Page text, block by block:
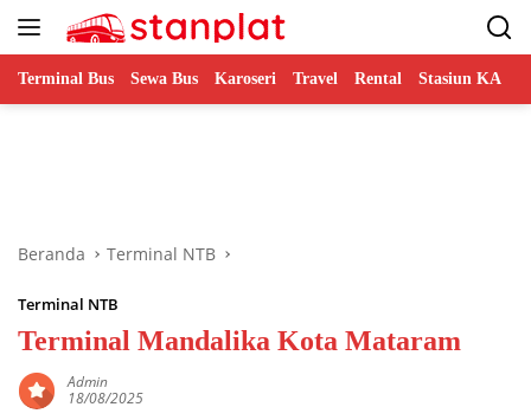
Terminal Bus Sewa Bus Karoseri Travel Rental Stasiun KA
Beranda Terminal NTB
Terminal NTB
Terminal Mandalika Kota Mataram
Admin
18/08/2025